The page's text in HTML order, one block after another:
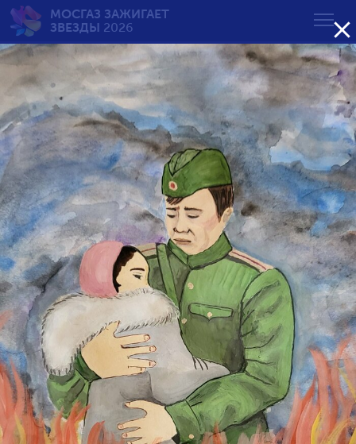
МОСГАЗ ЗАЖИГАЕТ
ЗВЕЗДЫ 2026 
Вечный огонь — вечная
память
от 7 до 10 лет
Возрастная группа:
от 7 до 10 лет
от 11 до 14 лет
от 15 до 18 лет
Сортировать по результату:
Голосование жюри
Голосования зрителей